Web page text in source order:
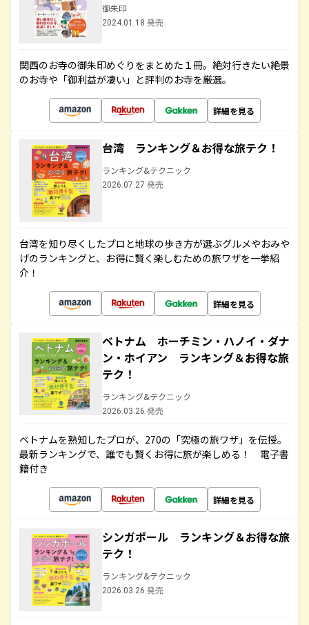
御朱印
2024.01.18 発売
関西のお寺の御朱印めぐりをまとめた１冊。絶対行きたい絶景
のお寺や「御利益が凄い」と評判のお寺を厳選。
詳細を見る
台湾 ランキング＆お得な旅テク！
ランキング&テクニック
2026.07.27 発売
台湾を知り尽くしたプロと地球の歩き方が選ぶグルメやおみや
げのランキングと、お得に賢く楽しむための旅ワザを一挙紹
介！
詳細を見る
ベトナム ホーチミン・ハノイ・ダナ
ン・ホイアン ランキング＆お得な旅
テク！
ランキング&テクニック
2026.03.26 発売
ベトナムを熟知したプロが、270の「究極の旅ワザ」を伝授。
最新ランキングで、誰でも賢くお得に旅が楽しめる！ 電子書
籍付き
詳細を見る
シンガポール ランキング＆お得な旅
テク！
ランキング&テクニック
2026.03.26 発売